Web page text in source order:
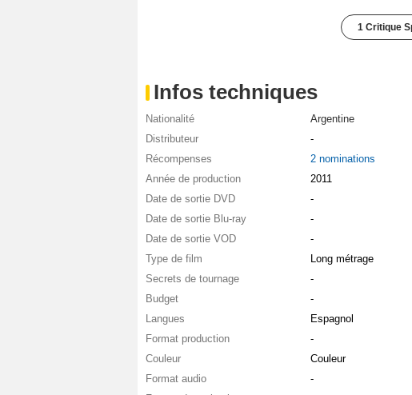
1 Critique
Infos techniques
Nationalité
Argentine
Distributeur
-
Récompenses
2 nominations
Année de production
2011
Date de sortie DVD
-
Date de sortie Blu-ray
-
Date de sortie VOD
-
Type de film
Long métrage
Secrets de tournage
-
Budget
-
Langues
Espagnol
Format production
-
Couleur
Couleur
Format audio
-